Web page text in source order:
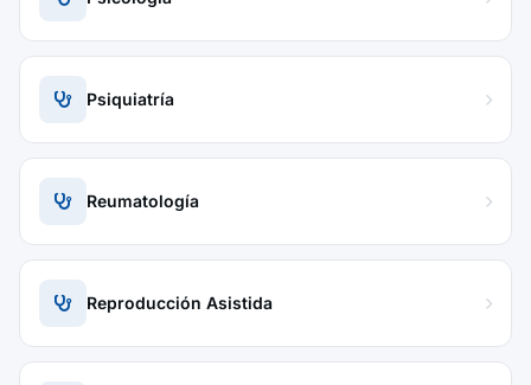
Psiquiatría
Reumatología
Reproducción Asistida